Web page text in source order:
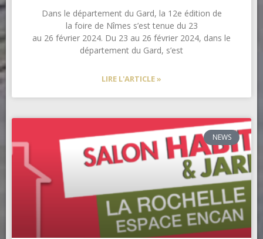
Dans le département du Gard, la 12e édition de
la foire de Nîmes s’est tenue du 23
au 26 février 2024. Du 23 au 26 février 2024, dans le
département du Gard, s’est
LIRE L'ARTICLE »
NEWS